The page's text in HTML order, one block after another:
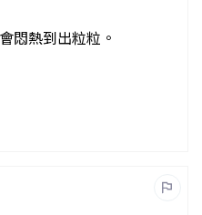
悶熱到出粒粒。